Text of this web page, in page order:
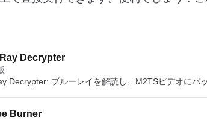
Decrypter
Decrypter: ブルーレイを解読し、M2TSビデオにバ
Burner